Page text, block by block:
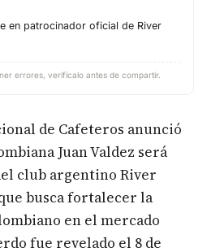
en patrocinador oficial de River
errores, verifícalo antes de compartir.
de Cafeteros anunció
Juan Valdez será
club argentino River
busca fortalecer la
en el mercado
fue revelado el 8 de